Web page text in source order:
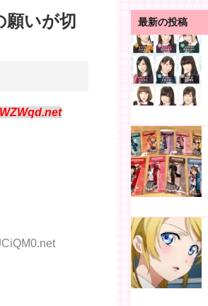
願いが切
最新の投稿